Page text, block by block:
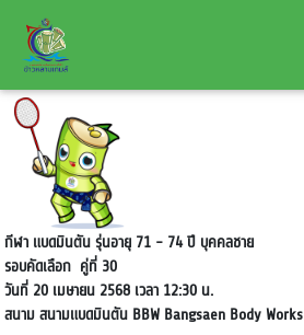
กีฬา แบดมินตัน รุ่นอายุ 71 - 74 ปี บุคคลชาย
รอบคัดเลือกคู่ที่ 30
วันที่ 20 เมษายน 2568 เวลา 12:30 น.
สนามสนามแบดมินตัน BBW Bangsaen Body Works